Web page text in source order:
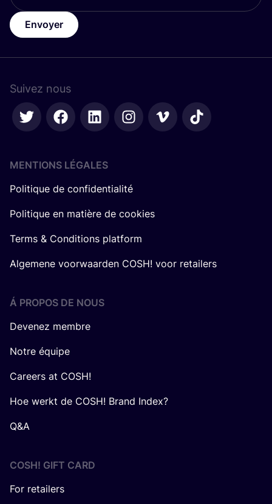
Envoyer
Suivez nous
MENTIONS LÉGALES
Politique de confidentialité
Politique en matière de cookies
Terms & Conditions platform
Algemene voorwaarden COSH! voor retailers
Á PROPOS DE NOUS
Devenez membre
Notre équipe
Careers at COSH!
Hoe werkt de COSH! Brand Index?
Q&A
COSH! GIFT CARD
For retailers